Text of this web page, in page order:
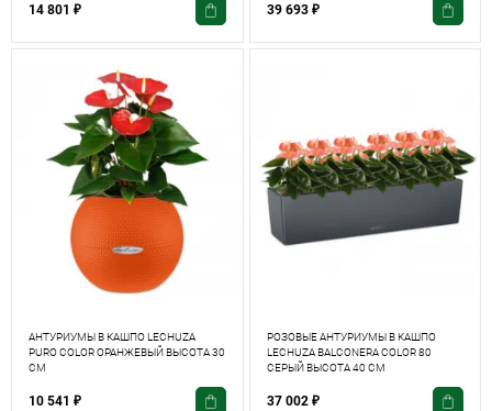
14 801 ₽ 39 693 ₽
АНТУРИУМЫ В КАШПО LECHUZA
PURO COLOR ОРАНЖЕВЫЙ ВЫСОТА 30
СМ
10 541 ₽
РОЗОВЫЕ АНТУРИУМЫ В КАШПО
LECHUZA BALCONERA COLOR 80
СЕРЫЙ ВЫСОТА 40 СМ
37 002 ₽